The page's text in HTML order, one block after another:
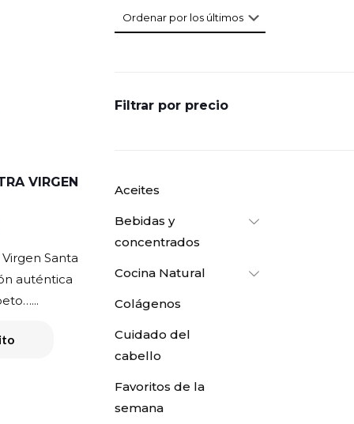
VIRGEN
Santa
auténtica
Filtrar por precio
Aceites
Bebidas y
concentrados
Cocina Natural
Colágenos
Cuidado del
cabello
Favoritos de la
semana